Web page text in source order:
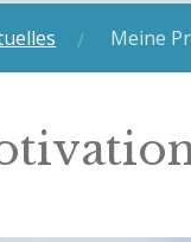
Meine